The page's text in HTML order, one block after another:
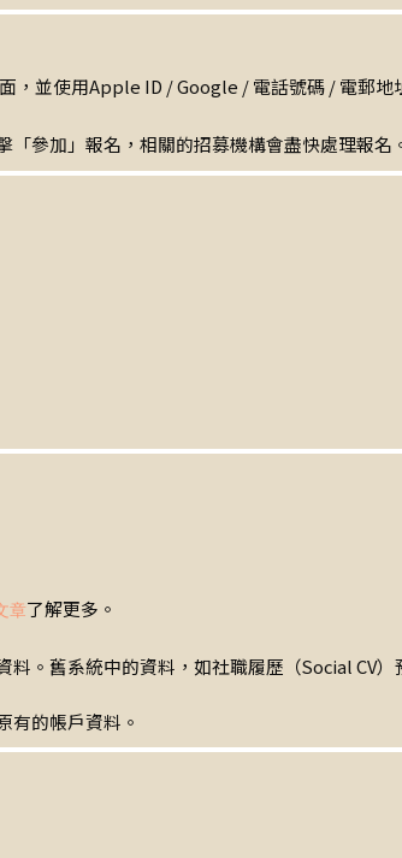
，並使用Apple ID / Google / 電話號碼 / 電郵地
參加」報名，相關的招募機構會盡快處理報名
章了解更多。
。舊系統中的資料，如社職履歷（Social CV）
有的帳戶資料。